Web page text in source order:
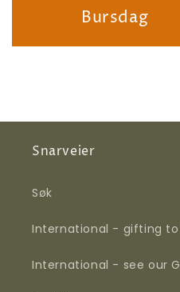
Bursdag
Snarveier
Søk
International - gifting to
International - see our